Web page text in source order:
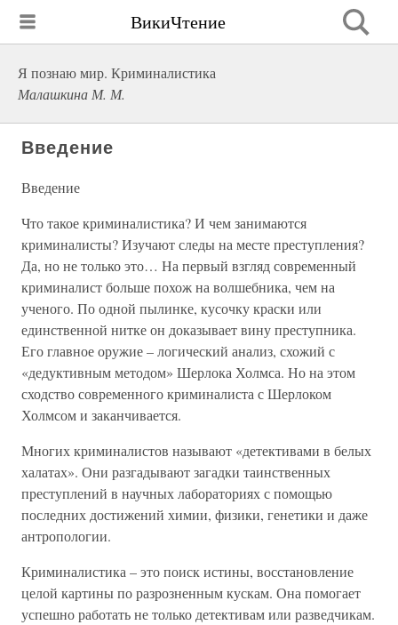
ВикиЧтение
Я познаю мир. Криминалистика
Малашкина М. М.
Введение
Введение
Что такое криминалистика? И чем занимаются
криминалисты? Изучают следы на месте преступления?
Да, но не только это… На первый взгляд современный
криминалист больше похож на волшебника, чем на
ученого. По одной пылинке, кусочку краски или
единственной нитке он доказывает вину преступника.
Его главное оружие – логический анализ, схожий с
«дедуктивным методом» Шерлока Холмса. Но на этом
сходство современного криминалиста с Шерлоком
Холмсом и заканчивается.
Многих криминалистов называют «детективами в белых
халатах». Они разгадывают загадки таинственных
преступлений в научных лабораториях с помощью
последних достижений химии, физики, генетики и даже
антропологии.
Криминалистика – это поиск истины, восстановление
целой картины по разрозненным кускам. Она помогает
успешно работать не только детективам или разведчикам.